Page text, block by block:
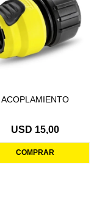
ACOPLAMIENTO
USD 15,00